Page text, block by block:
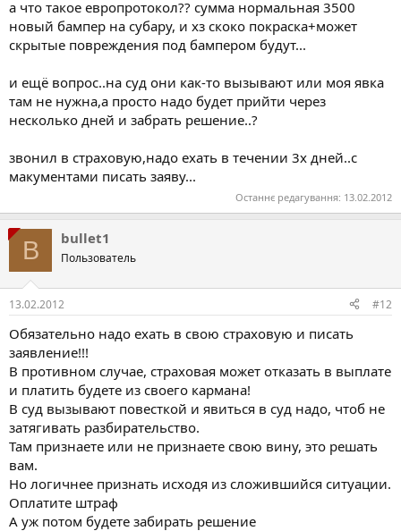
а что такое европротокол?? сумма нормальная 3500
новый бампер на субару, и хз скоко покраска+может
скрытые повреждения под бампером будут...
и ещё вопрос..на суд они как-то вызывают или моя явка
там не нужна,а просто надо будет прийти через
несколько дней и забрать решение..?
звонил в страховую,надо ехать в течении 3х дней..с
макументами писать заяву...
Останнє редагування: 13.02.2012
B bullet1
Пользователь
13.02.2012 #12
Обязательно надо ехать в свою страховую и писать
заявление!!!
В противном случае, страховая может отказать в выплате
и платить будете из своего кармана!
В суд вызывают повесткой и явиться в суд надо, чтоб не
затягивать разбирательство.
Там признаете или не признаете свою вину, это решать
вам.
Но логичнее признать исходя из сложившийся ситуации.
Оплатите штраф
А уж потом будете забирать решение